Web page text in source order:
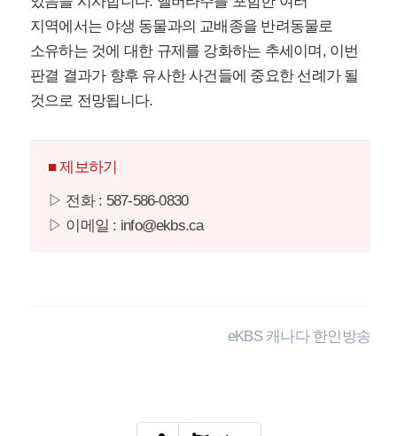
지역에서는 야생 동물과의 교배종을 반려동물로
소유하는 것에 대한 규제를 강화하는 추세이며, 이번
판결 결과가 향후 유사한 사건들에 중요한 선례가 될
것으로 전망됩니다.
■ 제보하기
▷ 전화 : 587-586-0830
▷ 이메일 : info@ekbs.ca
eKBS 캐나다 한인방송